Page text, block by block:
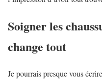
Soigner les
change tout
Je pourrais presque vous